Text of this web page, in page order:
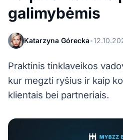
galimybėmis
Katarzyna Górecka•
Praktinis tinklaveikos
kur megzti ryšius ir kaip
klientais bei partneriais.